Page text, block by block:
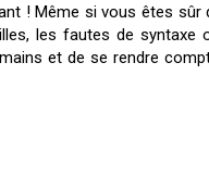
! Même si vous êtes sûr
les fautes de syntaxe
et de se rendre